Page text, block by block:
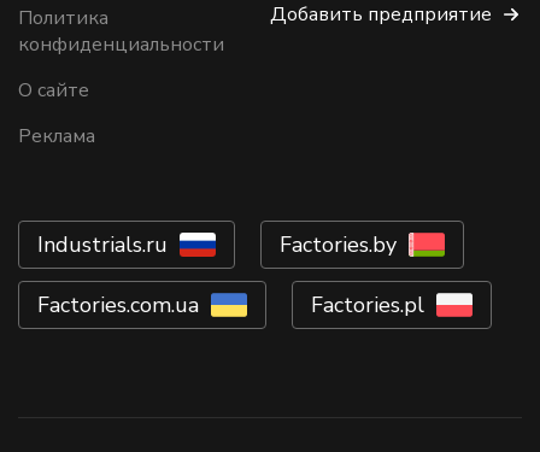
Политика
конфиденциальности
О сайте
Реклама
Добавить предприятие
Industrials.ru Factories.by
Factories.com.ua Factories.pl